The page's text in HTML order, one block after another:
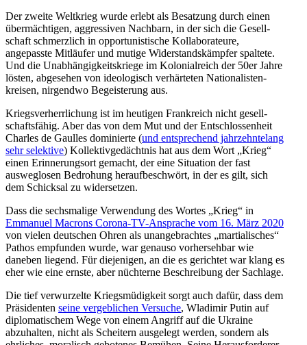
Der zweite Weltkrieg wurde erlebt als Besatzung durch einen
übermäch­tigen, aggres­siven Nachbarn, in der sich die Gesell­
schaft schmerzlich in oppor­tu­nis­tische Kolla­bo­ra­teure,
angepasste Mitläufer und mutige Wider­stands­kämpfer spaltete.
Und die Unabhän­gig­keits­kriege im Koloni­al­reich der 50er Jahre
lösten, abgesehen von ideolo­gisch verhär­teten Natio­na­lis­ten­
kreisen, nirgendwo Begeis­terung aus.
Kriegs­ver­herr­li­chung ist im heutigen Frank­reich nicht gesell­
schafts­fähig. Aber das von dem Mut und der Entschlos­senheit
Charles de Gaulles dominierte (und entspre­chend jahrzehn­telang
sehr selektive) Kollek­tiv­ge­dächtnis hat aus dem Wort „Krieg“
einen Erinne­rungsort gemacht, der eine Situation der fast
ausweg­losen Bedrohung herauf­be­schwört, in der es gilt, sich
dem Schicksal zu widersetzen.
Dass die sechs­malige Verwendung des Wortes „Krieg“ in
Emmanuel Macrons Corona-TV-Ansprache vom 16. März 2020
von vielen deutschen Ohren als unange­brachtes „martia­li­sches“
Pathos empfunden wurde, war genauso vorher­sehbar wie
daneben liegend. Für dieje­nigen, an die es gerichtet war klang es
eher wie eine ernste, aber nüchterne Beschreibung der Sachlage.
Die tief verwur­zelte Kriegs­mü­digkeit sorgt auch dafür, dass dem
Präsi­denten seine vergeb­lichen Versuche, Wladimir Putin auf
diplo­ma­ti­schem Wege von einem Angriff auf die Ukraine
abzuhalten, nicht als Scheitern ausgelegt werden, sondern als